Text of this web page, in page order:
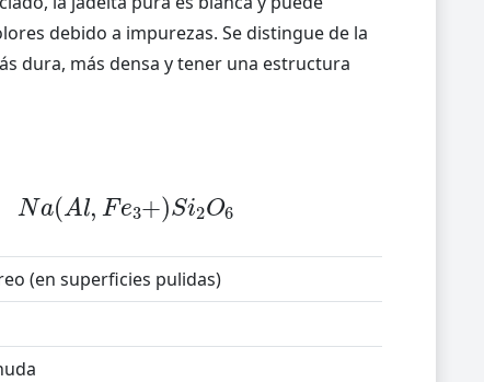
debido a impurezas. Se distingue de la
dura, más densa y tener una estructura
Na (Al,Fe3 + )Si2O
(en superficies pulidas)